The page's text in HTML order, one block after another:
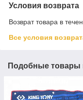
Условия возврата
Возврат товара в
Все условия
Подобные товары